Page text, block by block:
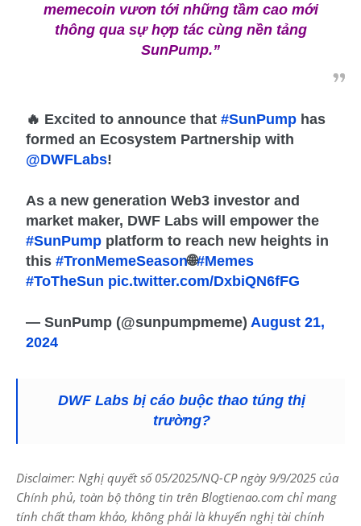
memecoin vươn tới những tầm cao mới
thông qua sự hợp tác cùng nền tảng
SunPump.”
🔥 Excited to announce that#SunPump has
formed an Ecosystem Partnership with
@DWFLabs!
As a new generation Web3 investor and
market maker, DWF Labs will empower the
#SunPump platform to reach new heights in
this#TronMemeSeason🌐#Memes
#ToTheSun pic.twitter.com/DxbiQN6fFG
— SunPump (@sunpumpmeme) August 21,
2024
DWF Labs bị cáo buộc thao túng thị
trường?
Disclaimer: Nghị quyết số 05/2025/NQ-CP ngày 9/9/2025 của
Chính phủ, toàn bộ thông tin trên Blogtienao.com chỉ mang
tính chất tham khảo, không phải là khuyến nghị tài chính